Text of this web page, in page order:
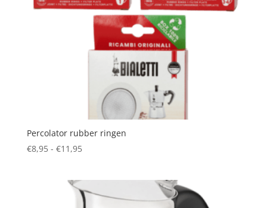
Percolator rubber ringen
€8,95 - €11,95Prijsklasse:
€11,95